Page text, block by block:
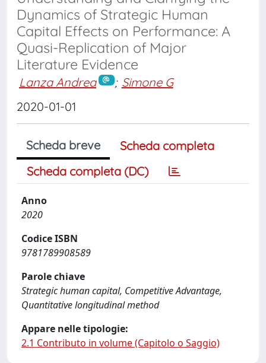
Dynamics of Strategic Human
Capital Effects on Performance: A
Quasi-Replication of Major
Literature Evidence
Lanza Andrea ; Simone G
2020-01-01
Scheda breve
Scheda completa
Scheda completa (DC)
Anno
2020
Codice ISBN
9781789908589
Parole chiave
Strategic human capital, Competitive Advantage,
Quantitative longitudinal method
Appare nelle tipologie:
2.1 Contributo in volume (Capitolo o Saggio)